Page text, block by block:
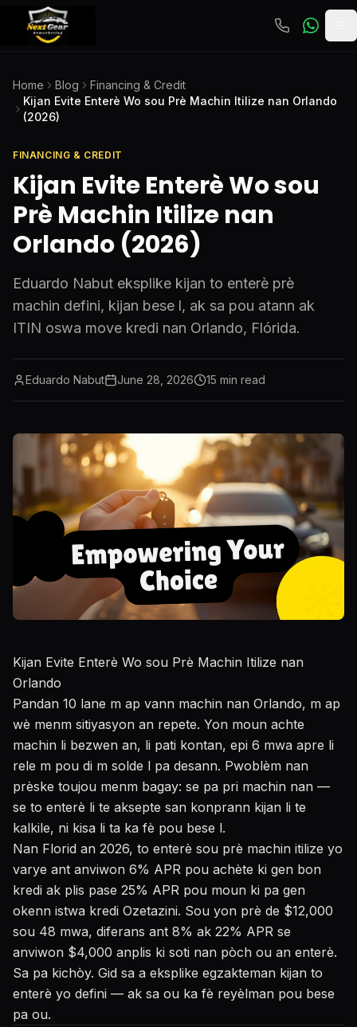
Home Blog
Financing & Credit
Kijan Evite Enterè Wo sou Prè Machin Itilize nan Orlando
(2026)
FINANCING & CREDIT
Kijan Evite Enterè Wo sou
Prè Machin Itilize nan
Orlando (2026)
Eduardo Nabut eksplike kijan to enterè prè
machin defini, kijan bese l, ak sa pou atann ak
ITIN oswa move kredi nan Orlando, Flórida.
Eduardo Nabut June 28, 2026 15 min read
Kijan Evite Enterè Wo sou Prè Machin Itilize nan
Orlando
Pandan 10 lane m ap vann machin nan Orlando, m ap
wè menm sitiyasyon an repete. Yon moun achte
machin li bezwen an, li pati kontan, epi 6 mwa apre li
rele m pou di m solde l pa desann. Pwoblèm nan
prèske toujou menm bagay: se pa pri machin nan —
se to enterè li te aksepte san konprann kijan li te
kalkile, ni kisa li ta ka fè pou bese l.
Nan Florid an 2026, to enterè sou prè machin itilize yo
varye ant anviwon 6% APR pou achète ki gen bon
kredi ak plis pase 25% APR pou moun ki pa gen
okenn istwa kredi Ozetazini. Sou yon prè de $12,000
sou 48 mwa, diferans ant 8% ak 22% APR se
anviwon $4,000 anplis ki soti nan pòch ou an enterè.
Sa pa kichòy. Gid sa a eksplike egzakteman kijan to
enterè yo defini — ak sa ou ka fè reyèlman pou bese
pa ou.